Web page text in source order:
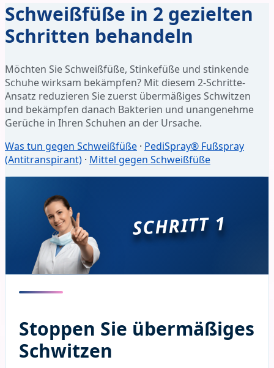
Schweißfüße in 2 gezielten
Schritten behandeln
Möchten Sie Schweißfüße, Stinkefüße und stinkende
Schuhe wirksam bekämpfen? Mit diesem 2-Schritte-
Ansatz reduzieren Sie zuerst übermäßiges Schwitzen
und bekämpfen danach Bakterien und unangenehme
Gerüche in Ihren Schuhen an der Ursache.
Was tun gegen Schweißfüße · PediSpray® Fußspray
(Antitranspirant) · Mittel gegen Schweißfüße
SCHRITT 1
Stoppen Sie übermäßiges
Schwitzen